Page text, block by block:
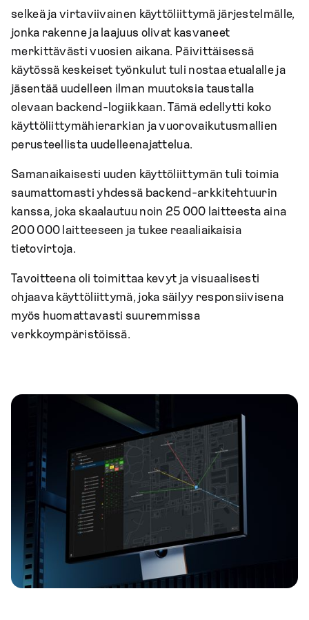
selkeä ja virtaviivainen käyttöliittymä järjestelmälle,
jonka rakenne ja laajuus olivat kasvaneet
merkittävästi vuosien aikana. Päivittäisessä
käytössä keskeiset työnkulut tuli nostaa etualalle ja
jäsentää uudelleen ilman muutoksia taustalla
olevaan backend-logiikkaan. Tämä edellytti koko
käyttöliittymähierarkian ja vuorovaikutusmallien
perusteellista uudelleenajattelua.
Samanaikaisesti uuden käyttöliittymän tuli toimia
saumattomasti yhdessä backend-arkkitehtuurin
kanssa, joka skaalautuu noin 25 000 laitteesta aina
200 000 laitteeseen ja tukee reaaliaikaisia
tietovirtoja.
Tavoitteena oli toimittaa kevyt ja visuaalisesti
ohjaava käyttöliittymä, joka säilyy responsiivisena
myös huomattavasti suuremmissa
verkkoympäristöissä.